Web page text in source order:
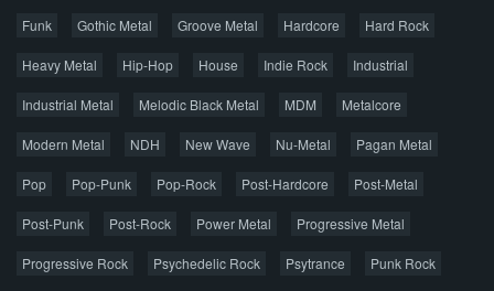
Funk Gothic Metal Groove Metal Hardcore Hard Rock
Heavy Metal Hip-Hop House Indie Rock Industrial
Industrial Metal Melodic Black Metal MDM Metalcore
Modern Metal NDH New Wave Nu-Metal Pagan Metal
Pop Pop-Punk Pop-Rock Post-Hardcore Post-Metal
Post-Punk Post-Rock Power Metal Progressive Metal
Progressive Rock Psychedelic Rock Psytrance Punk Rock
Джаз
Метал Поп Рэп Рок Шансон
Весь материал выложен для ознакомления, после
лицензионную копию.